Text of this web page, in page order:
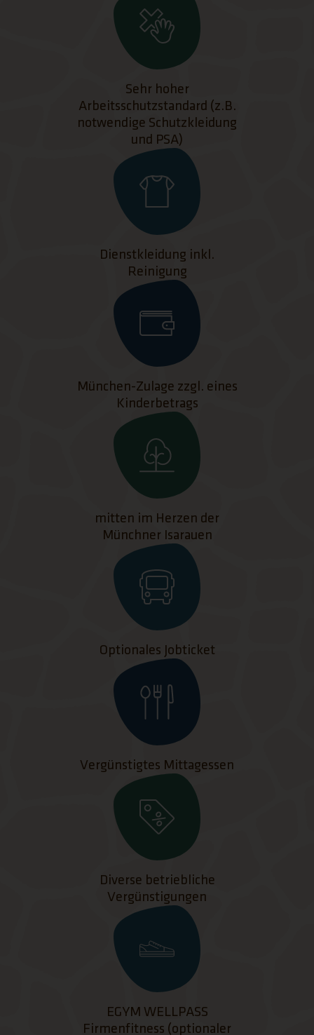
Sehr hoher
Arbeitsschutzstandard (z.B.
notwendige Schutzkleidung
und PSA)
Dienstkleidung inkl.
Reinigung
München-Zulage zzgl. eines
Kinderbetrags
mitten im Herzen der
Münchner Isarauen
Optionales Jobticket
Vergünstigtes Mittagessen
Diverse betriebliche
Vergünstigungen
EGYM WELLPASS
Firmenfitness (optionaler